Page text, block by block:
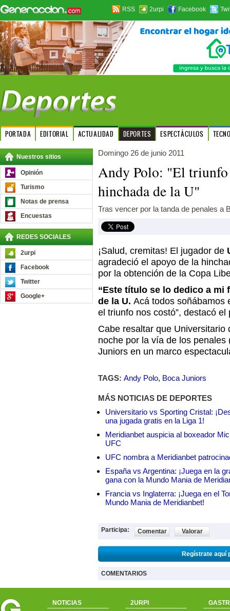
RSS 2urpi Facebook
PORTADA EDITORIAL ACTUALIDAD DEPORTES ESPECTÁCULOS
Nuestros sitios
Opinión
Turismo
Notas de prensa
Encuestas
REDES SOCIALES
2urpi
Facebook
Twitter
Google+
Domingo 26 de junio 2011
Andy Polo: "El triunfo
hinchada de la U"
Tras vencer por la tanda de penales a
¡Salud, cremitas! El jugador de
agradeció el apoyo de la
por la obtención de la Copa
“Este título se lo dedico a mi
de la U. Acá todos soñábamos
el triunfo nos costó”, destacó el
Cabe resaltar que Universitario
noche por la vía de los
Juniors en un marco
TAGS: Andy Polo, Boca Juniors
MÁS NOTICIAS DE DEPORTES
Universitario vs Sporting Cristal:
una jugada gratis en la Liga 1!
Meridianbet auspicia al boxeador
UFC
UFC nombra a Meridianbet
España vs Argentina: ¡Juega en la
gana con la Mundo Mania de
Francia vs Inglaterra: ¡Juega en el
Mundo Mania de Meridianbet!
Participa: Comentar Valorar
Regístrate aquí
COMENTARIOS
NOTICIAS
2URPI